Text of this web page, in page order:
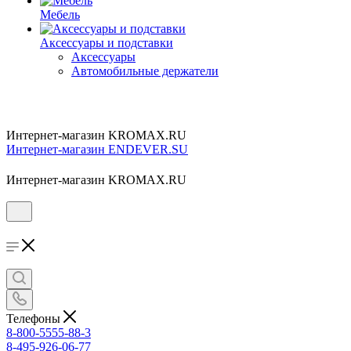
Мебель
Аксессуары и подставки
Аксессуары
Автомобильные держатели
Интернет-магазин KROMAX.RU
Интернет-магазин ENDEVER.SU
Интернет-магазин KROMAX.RU
Телефоны
8-800-5555-88-3
8-495-926-06-77